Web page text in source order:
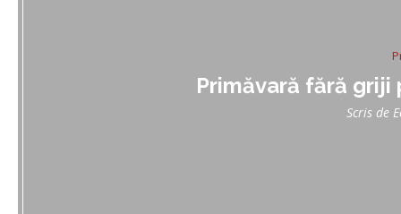
Primăvară fără
Scris de